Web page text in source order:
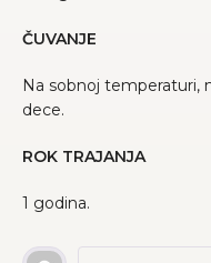
ČUVANJE
Na sobnoj temperaturi,
dece.
ROK TRAJANJA
1 godina.